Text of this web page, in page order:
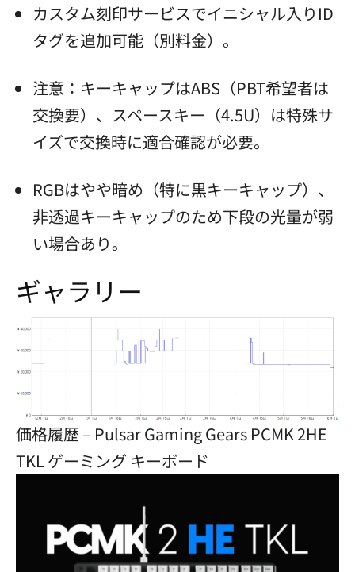
カスタム刻印サービスでイニシャル入りID
タグを追加可能（別料金）。
注意：キーキャップはABS（PBT希望者は
交換要）、スペースキー（4.5U）は特殊サ
イズで交換時に適合確認が必要。
RGBはやや暗め（特に黒キーキャップ）、
非透過キーキャップのため下段の光量が弱
い場合あり。
ギャラリー
価格履歴 – Pulsar Gaming Gears PCMK 2HE
TKL ゲーミング キーボード